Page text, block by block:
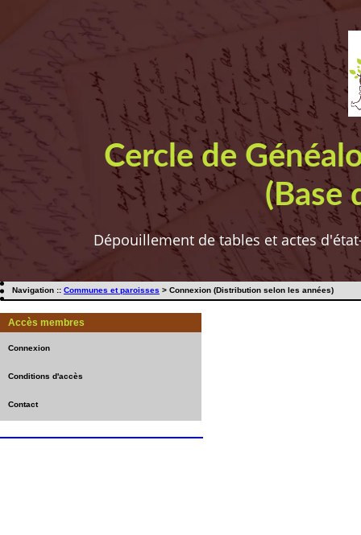
Cercle de
(Base
Dépouillement de tables et actes
Navigation :: Communes et paroisses > Connexion (Distribution selon les années)
Accès membres
Connexion
Conditions d'accès
Contact